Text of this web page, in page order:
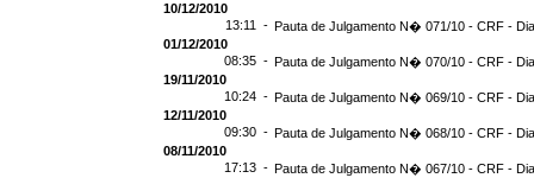
10/12/2010
13:11 - Pauta de Julgamento N� 071/10 - CRF -
01/12/2010
08:35 - Pauta de Julgamento N� 070/10 - CRF -
19/11/2010
10:24 - Pauta de Julgamento N� 069/10 - CRF -
12/11/2010
09:30 - Pauta de Julgamento N� 068/10 - CRF -
08/11/2010
17:13 - Pauta de Julgamento N� 067/10 - CRF -